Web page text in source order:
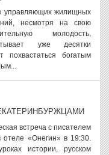
управляющих жилищных
несмотря на свою
молодость,
уже десятки
похвастаться богатым
встреча с писателем
«Онегин» в 19:30.
истории, русском